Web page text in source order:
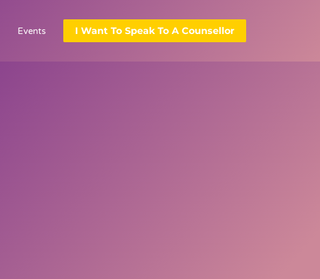
Events I Want To Speak To A Counsellor